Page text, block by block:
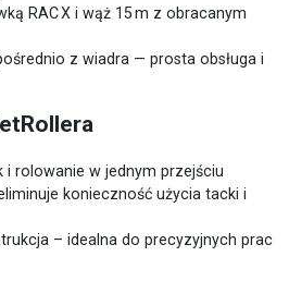
RAC X i wąż 15 m z obracanym
z wiadra — prosta obsługa i
i rolowanie w jednym przejściu
konieczność użycia tacki i
– idealna do precyzyjnych prac